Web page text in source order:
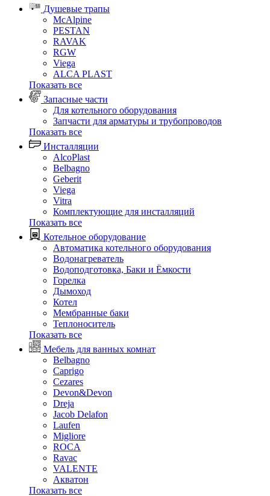
Душевые трапы
McAlpine
PESTAN
RAVAK
RGW
Viega
АLCA PLAST
Показать все
Запасные части
Для котельного оборудования
Запчасти для арматуры и трубопроводов
Показать все
Инсталляции
AlcoPlast
Belbagno
Geberit
Viega
Vitra
Комплектующие для инсталляций
Показать все
Котельное оборудование
Автоматика котельного оборудования
Водонагреватель
Водоподготовка, Баки и Ёмкости
Горелка
Дымоход
Котел
Мембранные баки
Теплоноситель
Показать все
Мебель для ванных комнат
Belbagno
Caprigo
Cezares
Devon&Devon
Dreja
Jacob Delafon
Laufen
Migliore
ROCA
Rаvac
VALENTE
Акватон
Показать все